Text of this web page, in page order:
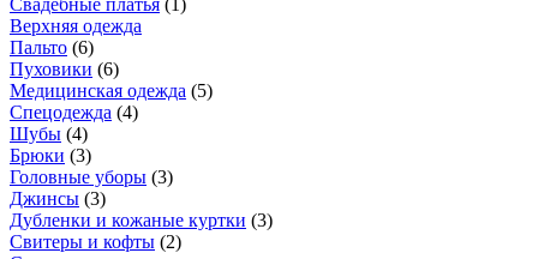
Свадебные платья (1)
Верхняя одежда
Пальто (6)
Пуховики (6)
Медицинская одежда (5)
Спецодежда (4)
Шубы (4)
Брюки (3)
Головные уборы (3)
Джинсы (3)
Дубленки и кожаные куртки (3)
Свитеры и кофты (2)